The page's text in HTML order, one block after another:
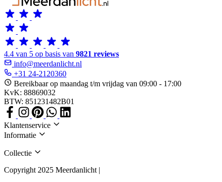
4.4 van 5 op basis van 9821 reviews
info@meerdanlicht.nl
+31 24-2120360
Bereikbaar op maandag t/m vrijdag van 09:00 - 17:00
KvK: 88869032
BTW: 851231482B01
Klantenservice
Informatie
Collectie
Copyright 2025 Meerdanlicht |